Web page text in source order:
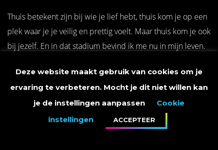
Thuis betekent zijn bij wie je lief hebt, thuis kom je op een
plek waar je je veilig en prettig voelt. Maar thuis kom je ook
bij jezelf. En in dat stadium bevind ik me nu in mijn leven.
jullie…
Vandaag speel ik samen met mijn bandje tijdens de
Clubtour 'Thuis' inKlokgebouw te Eindhovenen zal Elske
DeWall mijn gastartiest zijn.
Deze website maakt gebruik van cookies om je
ervaring te verbeteren. Mocht je dit niet willen kan
je de instellingen aanpassen
Cookie
instellingen
ACCEPTEER